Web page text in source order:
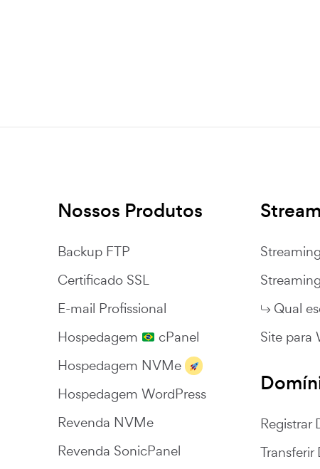
Nossos Produtos
Backup FTP
Certificado SSL
E-mail Profissional
Hospedagem
cPanel
Hospedagem NVMe
Hospedagem WordPress
Revenda NVMe
Revenda SonicPanel
Qual
Site para
Registrar